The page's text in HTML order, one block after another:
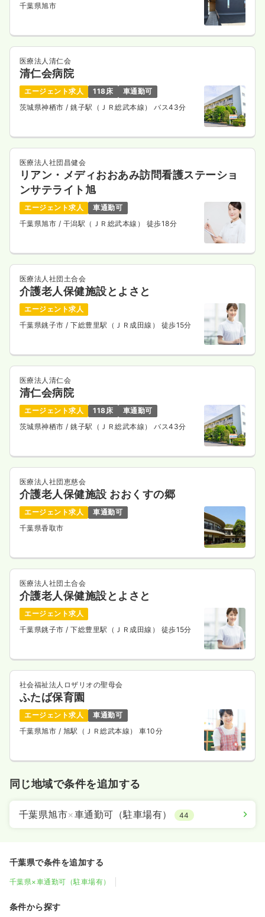
千葉県旭市
医療法人清仁会
清仁会病院
エージェント求人 118床
車通勤可
茨城県神栖市 / 銚子駅（ＪＲ総武本線） バス43分
医療法人社団昌健会
リアン・メディおおあみ訪問看護ステーショ
ンサテライト旭
エージェント求人
車通勤可
千葉県旭市 / 干潟駅（ＪＲ総武本線） 徒歩18分
医療法人社団土合会
介護老人保健施設とよさと
エージェント求人
千葉県銚子市 / 下総豊里駅（ＪＲ成田線） 徒歩15分
医療法人清仁会
清仁会病院
エージェント求人 118床
車通勤可
茨城県神栖市 / 銚子駅（ＪＲ総武本線） バス43分
医療法人社団恵慈会
介護老人保健施設 おおくすの郷
エージェント求人
車通勤可
千葉県香取市
医療法人社団土合会
介護老人保健施設とよさと
エージェント求人
千葉県銚子市 / 下総豊里駅（ＪＲ成田線） 徒歩15分
社会福祉法人ロザリオの聖母会
ふたば保育園
エージェント求人
車通勤可
千葉県旭市 / 旭駅（ＪＲ総武本線） 車10分
同じ地域で条件を追加する
千葉県旭市×車通勤可（駐車場有） 44
千葉県で条件を追加する
千葉県×車通勤可（駐車場有）
条件から探す